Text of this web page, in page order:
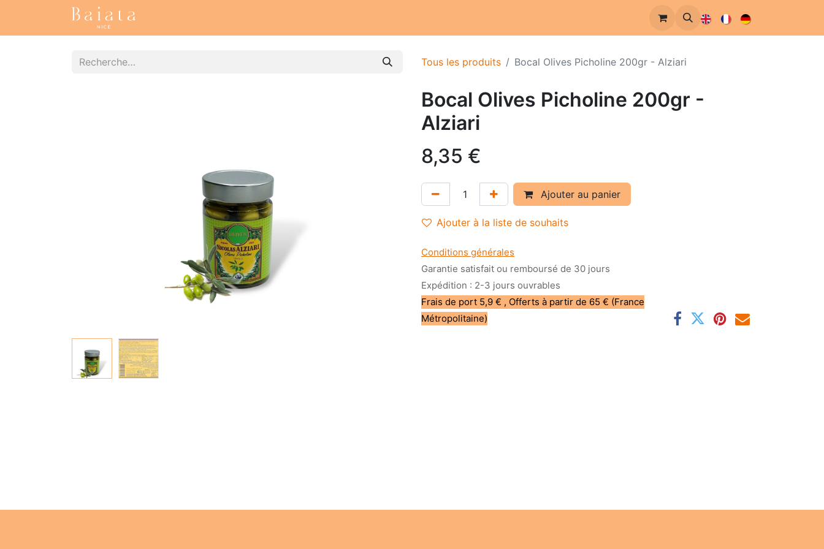
Tous les produits Bocal Olives Picholine 200gr - Alziari
Bocal Olives Picholine 200gr -
Alziari
8,35 €
Ajouter au panier
Ajouter à la liste de souhaits
Conditions générales
Garantie satisfait ou remboursé de 30 jours
Expédition : 2-3 jours ouvrables
Frais de port 5,9 € , Offerts à partir de 65 € (France
Métropolitaine)